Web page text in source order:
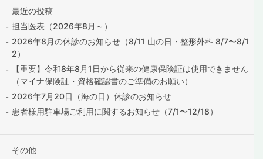
最近の投稿
担当医表（2026年8月～）
2026年8月の休診のお知らせ（8/11 山の日・整形外科 8/7〜8/1
2）
【重要】令和8年8月1日から従来の健康保険証は使用できません
（マイナ保険証・資格確認書のご準備のお願い）
2026年7月20日（海の日）休診のお知らせ
患者様用駐車場ご利用に関するお知らせ（7/1〜12/18）
その他